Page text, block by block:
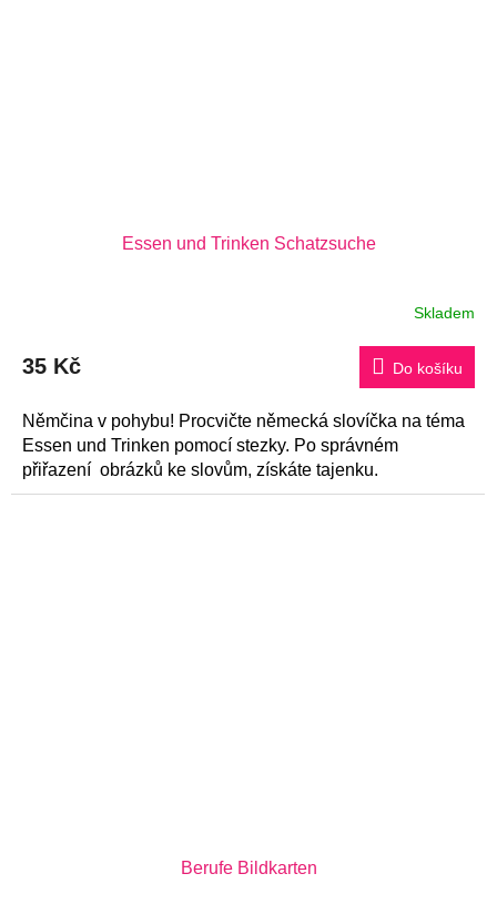
Essen und Trinken Schatzsuche
Skladem
35 Kč Do košíku
Němčina v pohybu! Procvičte německá slovíčka na téma
Essen und Trinken pomocí stezky. Po správném
přiřazení obrázků ke slovům, získáte tajenku.
Berufe Bildkarten